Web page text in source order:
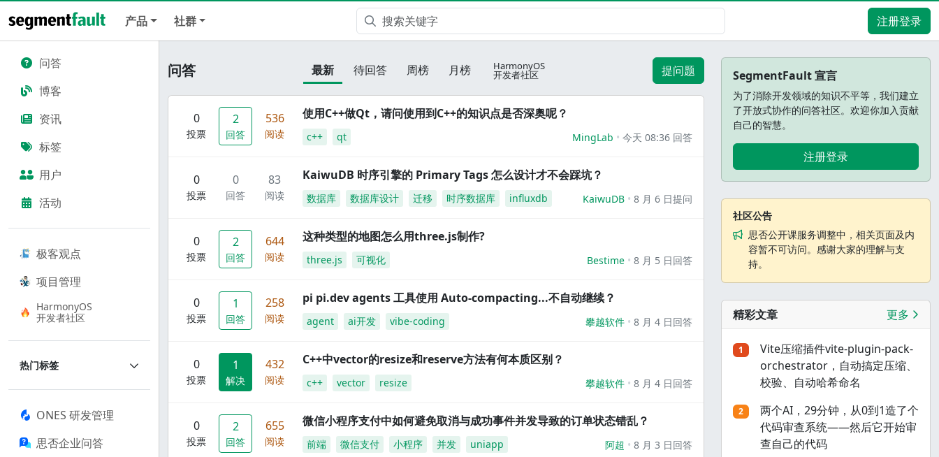
产品 社群 注册登录
问答
博客
资讯
标签
用户
活动
极客观点
项目管理
HarmonyOS
开发者社区
热门标签
ONES 研发管理
思否企业问答
问答 最新 待回答 周榜 月榜 HarmonyOS
开发者社区 提问题
0
投票
2
回答
536
阅读
使用C++做Qt，请问使用到C++的知识点是否深奥呢？
c++ qt MingLab 今天 08:36 回答
0
投票
0
回答
83
阅读
KaiwuDB 时序引擎的 Primary Tags 怎么设计才不会踩坑？
数据库 数据库设计 迁移 时序数据库 influxdb KaiwuDB 8 月 6 日提问
0
投票
2
回答
644
阅读
这种类型的地图怎么用three.js制作?
three.js 可视化 Bestime 8 月 5 日回答
0
投票
1
回答
258
阅读
pi pi.dev agents 工具使用 Auto-compacting...不自动继续？
agent ai开发 vibe-coding 攀越软件 8 月 4 日回答
0
投票
1
解决
432
阅读
C++中vector的resize和reserve方法有何本质区别？
c++ vector resize 攀越软件 8 月 4 日回答
0
投票
2
回答
655
阅读
微信小程序支付中如何避免取消与成功事件并发导致的订单状态错乱？
前端 微信支付 小程序 并发 uniapp 阿超 8 月 3 日回答
SegmentFault 宣言
为了消除开发领域的知识不平等，我们建立
了开放式协作的问答社区。欢迎你加入贡献
自己的智慧。
注册登录
社区公告
思否公开课服务调整中，相关页面及内
容暂不可访问。感谢大家的理解与支
持。
精彩文章 更多
1
Vite压缩插件vite-plugin-pack-
orchestrator，自动搞定压缩、
校验、自动哈希命名
2
两个AI，29分钟，从0到1造了个
代码审查系统——然后它开始审
查自己的代码